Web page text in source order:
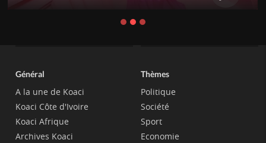
Général
A la une de Koaci
Koaci Côte d'Ivoire
Koaci Afrique
Archives Koaci
Thèmes
Politique
Société
Sport
Economie